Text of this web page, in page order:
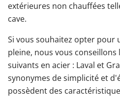
extérieures non chauffées
cave.
Si vous souhaitez opter pour
pleine, nous vous conseillons
suivants en acier : Laval et
synonymes de simplicité et
possèdent des